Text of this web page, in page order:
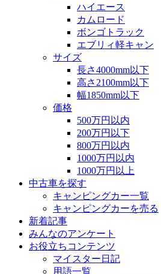
ハイエース
カムロード
ボンゴトラック
エブリィ軽キャン
サイズ
長さ4000mm以下
高さ2100mm以下
幅1850mm以下
価格
500万円以内
200万円以下
800万円以内
1000万円以内
1000万円以上
中古車を探す
キャンピングカー一覧
キャンピングカーを売る
新着記事
みんなのアンケート
お役立ちコンテンツ
マイスター日記
用語一覧